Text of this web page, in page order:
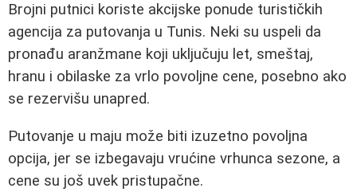
Brojni putnici koriste akcijske ponude turističkih
agencija za putovanja u Tunis. Neki su uspeli da
pronađu aranžmane koji uključuju let, smeštaj,
hranu i obilaske za vrlo povoljne cene, posebno ako
se rezervišu unapred.
Putovanje u maju može biti izuzetno povoljna
opcija, jer se izbegavaju vrućine vrhunca sezone, a
cene su još uvek pristupačne.